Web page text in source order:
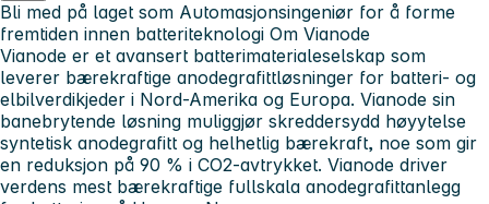
Bli med på laget som Automasjonsingeniør for å forme
fremtiden innen batteriteknologi Om Vianode
Vianode er et avansert batterimaterialeselskap som
leverer bærekraftige anodegrafittløsninger for batteri- og
elbilverdikjeder i Nord-Amerika og Europa. Vianode sin
banebrytende løsning muliggjør skreddersydd høyytelse
syntetisk anodegrafitt og helhetlig bærekraft, noe som gir
en reduksjon på 90 % i CO2-avtrykket. Vianode driver
verdens mest bærekraftige fullskala anodegrafittanlegg